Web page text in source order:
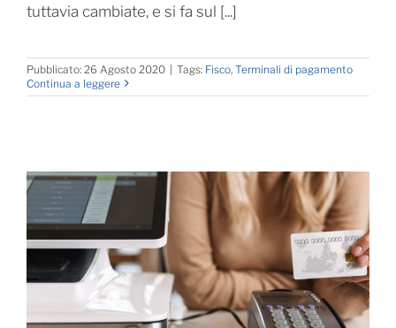
tuttavia cambiate, e si fa sul [...]
Pubblicato: 26 Agosto 2020 | Tags: Fisco, Terminali di pagamento
Continua a leggere